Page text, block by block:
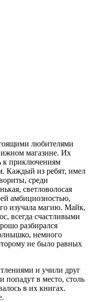
любителями
магазине. Их
к приключениям
Каждый из ребят, имел
среди
светловолосая
амбициозностью,
изучала магию. Майк,
всегда счастливыми
разбирался
немного
не было равных
и учили друг
попадут в место, столь
в их книгах.